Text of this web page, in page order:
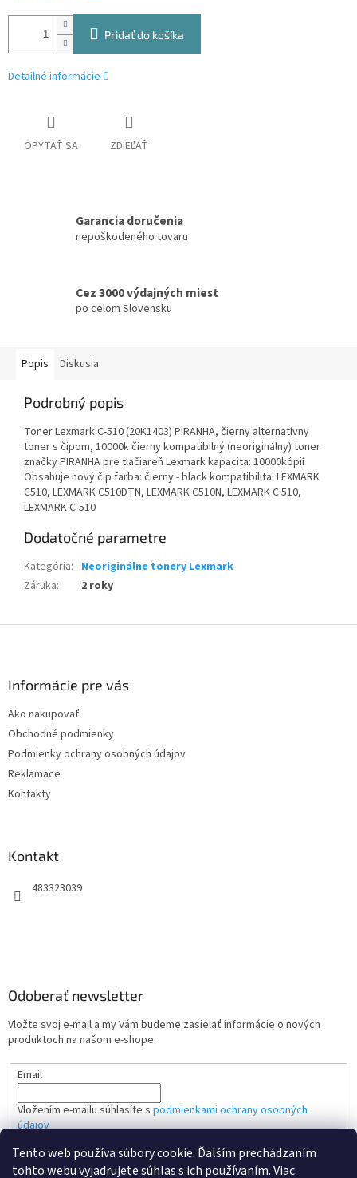
Tento web používa súbory cookie. Ďalším prechádzaním
tohto webu vyjadrujete súhlas s ich používaním. Viac
Pridať do košíka
Detailné informácie
OPÝTAŤ SA ZDIEĽAŤ
Garancia doručenia
nepoškodeného tovaru
Cez 3000 výdajných miest
po celom Slovensku
Popis Diskusia
Podrobný popis
Toner Lexmark C-510 (20K1403) PIRANHA, čierny alternatívny
toner s čipom, 10000k čierny kompatibilný (neoriginálny) toner
značky PIRANHA pre tlačiareň Lexmark kapacita: 10000kópií
Obsahuje nový čip farba: čierny - black kompatibilita: LEXMARK
C510, LEXMARK C510DTN, LEXMARK C510N, LEXMARK C 510,
LEXMARK C-510
Dodatočné parametre
Kategória: Neoriginálne tonery Lexmark
Záruka: 2 roky
Informácie pre vás
Ako nakupovať
Obchodné podmienky
Podmienky ochrany osobných údajov
Reklamace
Kontakty
Kontakt
483323039
Odoberať newsletter
Vložte svoj e-mail a my Vám budeme zasielať informácie o nových
produktoch na našom e-shope.
Email
Vložením e-mailu súhlasíte s podmienkami ochrany osobných
údajov
PRIHLÁSIŤ SA